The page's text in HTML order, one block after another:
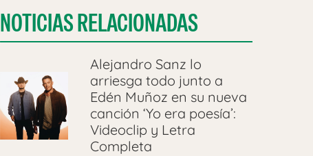
NOTICIAS RELACIONADAS
Alejandro Sanz lo
arriesga todo junto a
Edén Muñoz en su nueva
canción ‘Yo era poesía’:
Videoclip y Letra
Completa